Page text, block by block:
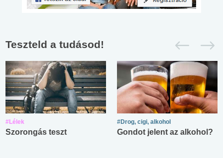
Teszteld a tudásod!
#Lélek
Szorongás teszt
#Drog, cigi, alkohol
Gondot jelent az alkohol?